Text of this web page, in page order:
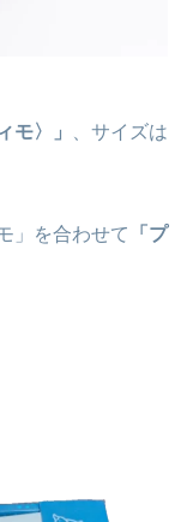
モ〉」
、サイズは
」を合わせて
「プ